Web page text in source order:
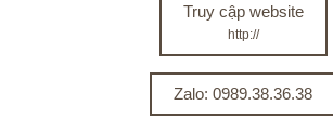
Truy cập website
http://
Zalo: 0989.38.36.38